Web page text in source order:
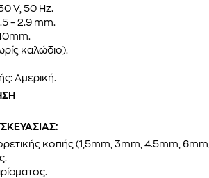
V, 50 Hz.
– 2.9 mm.
καλώδιο).
Αμερική.
κοπής (1,5mm, 3mm, 4.5mm,